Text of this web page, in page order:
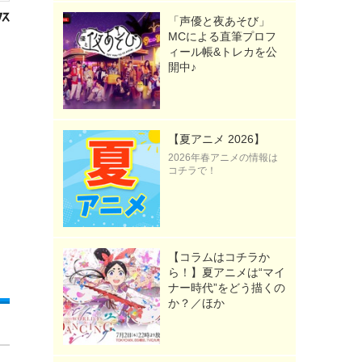
「声優と夜あそび」
MCによる直筆プロフ
ィール帳&トレカを公
開中♪
【夏アニメ 2026】
2026年春アニメの情報は
コチラで！
【コラムはコチラか
ら！】夏アニメは“マイ
ナー時代”をどう描くの
か？／ほか